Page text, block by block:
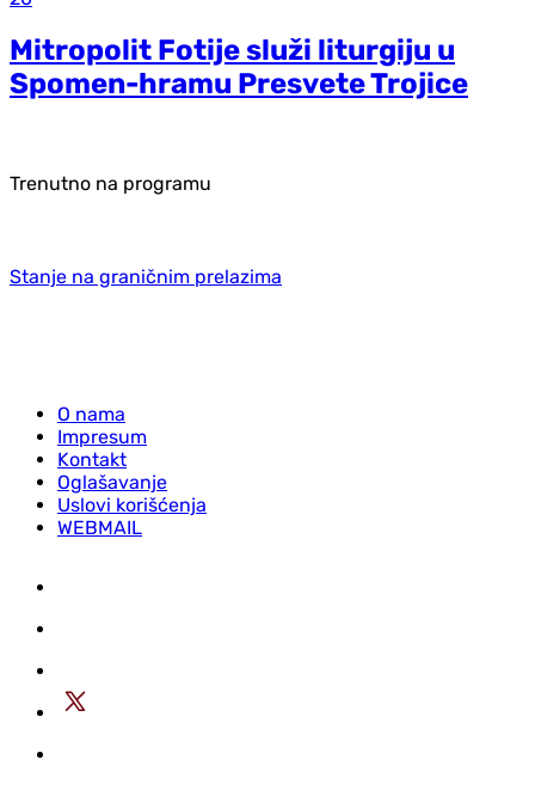
Mitropolit Fotije služi liturgiju u
Spomen-hramu Presvete Trojice
Trenutno na programu
Stanje na graničnim prelazima
O nama
Impresum
Kontakt
Oglašavanje
Uslovi korišćenja
WEBMAIL